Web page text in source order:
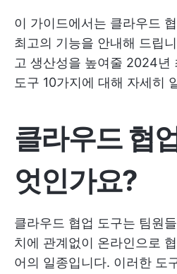
이 가이드에서는 클라우드
최고의 기능을 안내해 드립
고 생산성을 높여줄 2024년
도구 10가지에 대해 자세히
클라우드 협
엇인가요?
클라우드 협업 도구는 팀원
치에 관계없이 온라인으로
어의 일종입니다. 이러한 도